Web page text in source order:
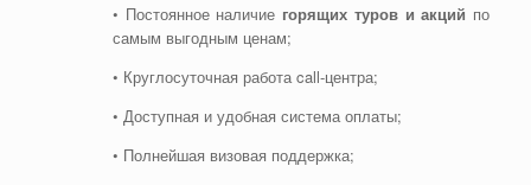
• Постоянное наличие горящих туров и акций по
самым выгодным ценам;
• Круглосуточная работа call-центра;
• Доступная и удобная система оплаты;
• Полнейшая визовая поддержка;